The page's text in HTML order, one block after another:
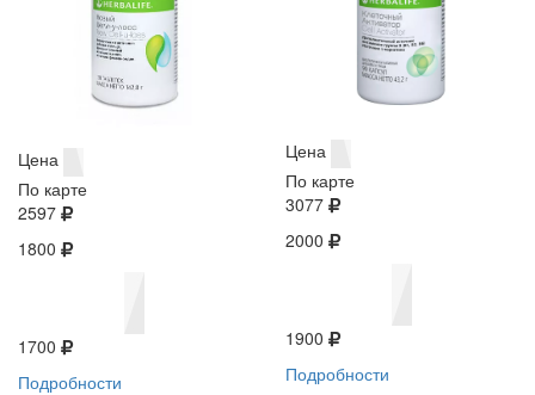
Цена
По карте
2597
1800
1700
Подробности
Цена
По карте
3077
2000
1900
Подробности